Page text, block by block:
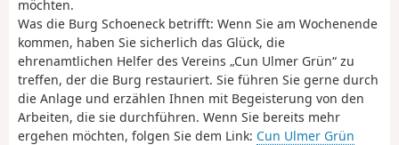
möchten.
Was die Burg Schoeneck betrifft: Wenn Sie am Wochenende
kommen, haben Sie sicherlich das Glück, die
ehrenamtlichen Helfer des Vereins „Cun Ulmer Grün“ zu
treffen, der die Burg restauriert. Sie führen Sie gerne durch
die Anlage und erzählen Ihnen mit Begeisterung von den
Arbeiten, die sie durchführen. Wenn Sie bereits mehr
ergehen möchten, folgen Sie dem Link: Cun Ulmer Grün